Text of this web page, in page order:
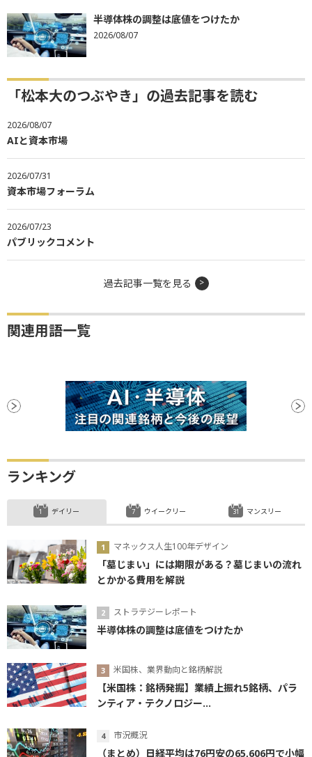
半導体株の調整は底値をつけたか
2026/08/07
「松本大のつぶやき」の過去記事を読む
2026/08/07
AIと資本市場
2026/07/31
資本市場フォーラム
2026/07/23
パブリックコメント
過去記事一覧を見る
関連用語一覧
ランキング
デイリー
マネックス人生100年デザイン
「墓じまい」には期限がある？墓じまいの流れ
とかかる費用を解説
ストラテジーレポート
半導体株の調整は底値をつけたか
米国株、業界動向と銘柄解説
【米国株：銘柄発掘】業績上振れ5銘柄、パラ
ンティア・テクノロジー...
市況概況
（まとめ）日経平均は76円安の65,606円で小幅
ウイークリー マンスリー